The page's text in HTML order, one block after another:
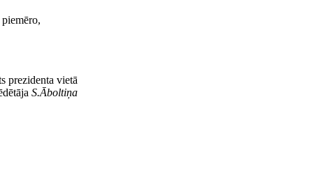
prezidenta vietā
S.Āboltiņa